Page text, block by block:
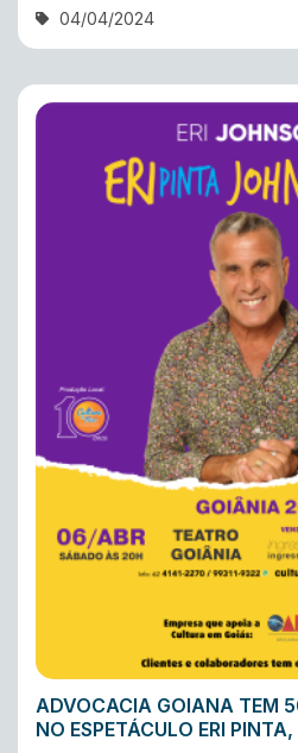
04/04/2024
ADVOCACIA GOIANA TEM
NO ESPETÁCULO ERI